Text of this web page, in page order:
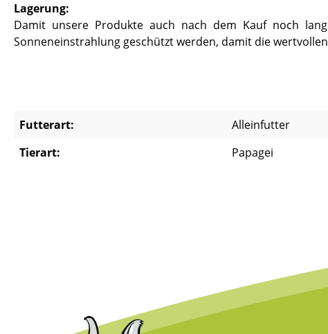
Lagerung:
Damit unsere Produkte auch nach dem Kauf noch
Sonneneinstrahlung geschützt werden, damit die
Futterart:
Alleinfutter
Tierart:
Papagei